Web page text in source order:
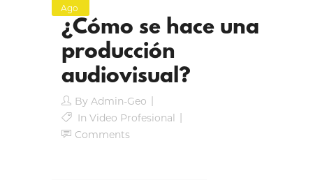
Ago
¿Cómo se hace una
producción
audiovisual?
By Admin-Geo
In Video Profesional
Comments